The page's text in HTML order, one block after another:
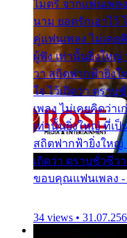
ไมตรี จากแฟนเพ
นาม ยอดรักเอาไว้
คู่แฟนเพลง ไม่เคย
ผู้ฟัง เท่านั้นยิ่งใหญ่
วา สถิตฟากฟ้ายิ่ง
ใจ ไว้เถิดว่า ตรา
เพลง ไม่เคยคิดว่า
เท่านั้นยิ่งใหญ่ ที่เป็
สถิตฟากฟ้ายิ่งใหญ่
เถิดว่า ตราบชั่วชีว
ขอบคุณแฟนเพลง -
34 views •